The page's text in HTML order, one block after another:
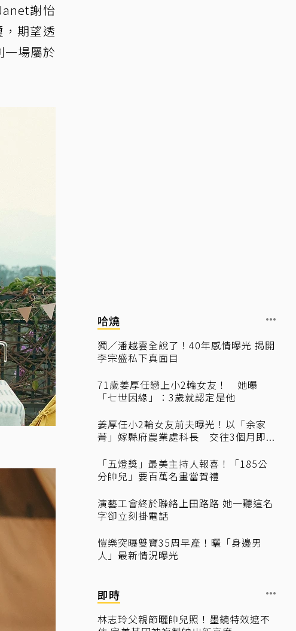
謝怡
期望透
一場屬於
哈燒
獨／潘越雲全說了！40年感情曝光 揭開
李宗盛私下真面目
71歲姜厚任戀上小2輪女友！ 她曝
「七世因緣」：3歲就認定是他
姜厚任小2輪女友前夫曝光！以「余家
菁」嫁縣府農業處科長 交往3個月即...
「五燈獎」最美主持人報喜！「185公
分帥兒」要百萬名畫當賀禮
演藝工會終於聯絡上田路路 她一聽這名
字卻立刻掛電話
愷樂突曝雙寶35周早產！曬「身邊男
人」最新情況曝光
即時
林志玲父親節曬帥兒照！墨鏡特效遮不